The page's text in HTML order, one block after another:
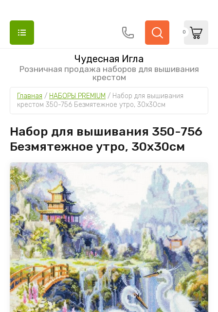
Чудесная Игла
Розничная продажа наборов для вышивания
крестом
0
Главная / НАБОРЫ PREMIUM / Набор для вышивания
крестом 350-756 Безмятежное утро, 30х30см
Набор для вышивания 350-756
Безмятежное утро, 30х30см